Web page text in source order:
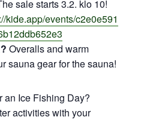
sale starts 3.2. klo 10!
kide.app/events/c2e0e591
Overalls and warm
sauna gear for the sauna!
an Ice Fishing Day?
activities with your